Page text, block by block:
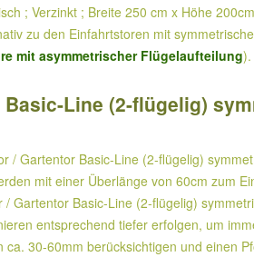
; Verzinkt ; Breite 250 cm x Höhe
zu den Einfahrtstoren mit
mit asymmetrischer Flügelaufteilung).
Line (2-flügelig)
/ Gartentor Basic-Line (2-flügelig)
mit einer Überlänge von 60cm zum
Gartentor Basic-Line (2-flügelig)
entsprechend tiefer erfolgen, um
30-60mm berücksichtigen und einen